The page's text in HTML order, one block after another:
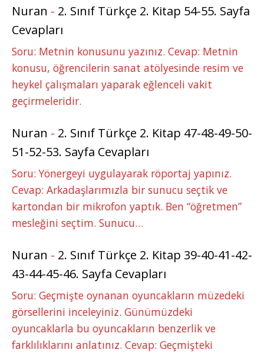
Nuran - 2. Sınıf Türkçe 2. Kitap 54-55. Sayfa
Cevapları
Soru: Metnin konusunu yazınız. Cevap: Metnin
konusu, öğrencilerin sanat atölyesinde resim ve
heykel çalışmaları yaparak eğlenceli vakit
geçirmeleridir.
Nuran - 2. Sınıf Türkçe 2. Kitap 47-48-49-50-
51-52-53. Sayfa Cevapları
Soru: Yönergeyi uygulayarak röportaj yapınız.
Cevap: Arkadaşlarımızla bir sunucu seçtik ve
kartondan bir mikrofon yaptık. Ben “öğretmen”
mesleğini seçtim. Sunucu…
Nuran - 2. Sınıf Türkçe 2. Kitap 39-40-41-42-
43-44-45-46. Sayfa Cevapları
Soru: Geçmişte oynanan oyuncakların müzedeki
görsellerini inceleyiniz. Günümüzdeki
oyuncaklarla bu oyuncakların benzerlik ve
farklılıklarını anlatınız. Cevap: Geçmişteki